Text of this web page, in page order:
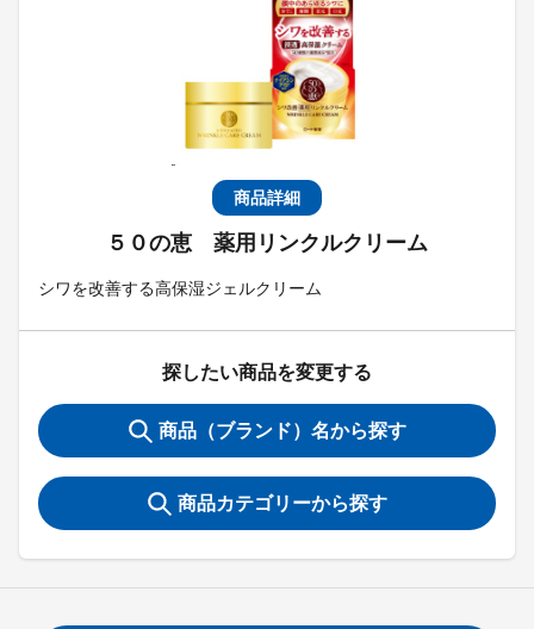
商品詳細
５０の恵 薬用リンクルクリーム
シワを改善する高保湿ジェルクリーム
探したい商品を変更する
商品（ブランド）名から探す
商品カテゴリーから探す